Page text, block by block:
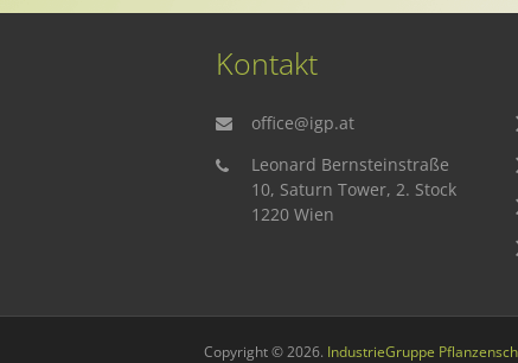
Geschichte des Pflanzenschutzes
Forschung & Entwicklung
Nutzen von Pflanzenschutzmitteln
Kontakt
office@igp.at
Leonard Bernsteinstraße
10, Saturn Tower, 2. Stock
1220 Wien
Copyright © 2026. IndustrieGruppe